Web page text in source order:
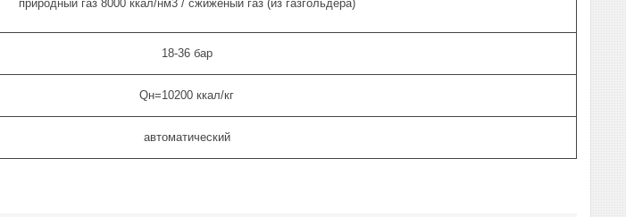
природный газ 8000 ккал/нм3 / сжиженый газ (из газгольдера)
18-36 бар
Qн=10200 ккал/кг
автоматический